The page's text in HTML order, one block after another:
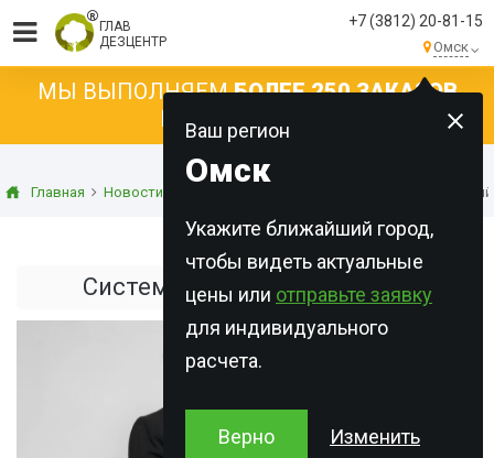
ГЛАВ
ДЕЗЦЕНТР
+7 (3812) 20-81-15
Омск
Ваш регион
Омск
Укажите ближайший город,
чтобы видеть актуальные
цены или отправьте заявку
для индивидуального
расчета.
Верно Изменить
МЫ ВЫПОЛНЯЕМБОЛЕЕ 250 ЗАКАЗОВ
КАЖДЫЙ ДЕНЬ!
Главная Новости Система
Система требований ХАССП